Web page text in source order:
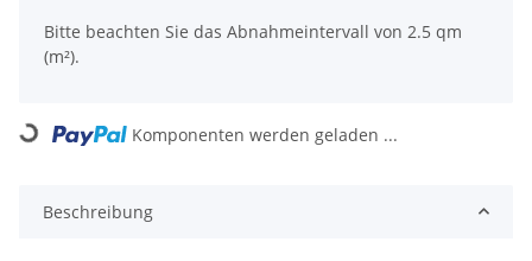
Bitte beachten Sie das Abnahmeintervall von 2.5 qm
(m²).
Loading... Komponenten werden geladen ...
Beschreibung